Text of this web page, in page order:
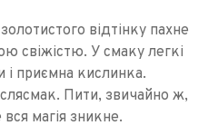
відтінку пахне
свіжістю. У смаку легкі
і приємна кислинка.
Пити, звичайно ж,
магія зникне.